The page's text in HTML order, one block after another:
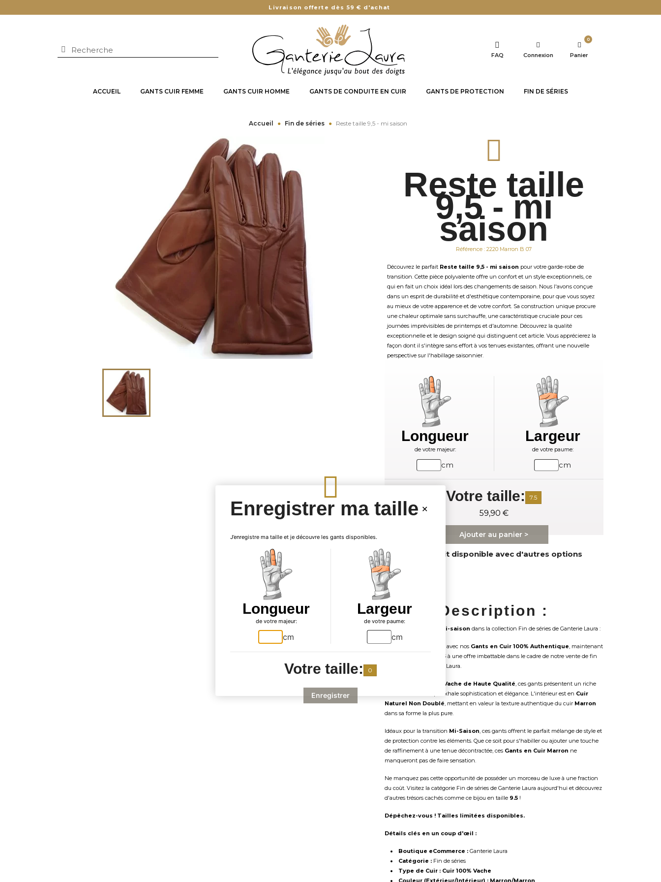
Livraison offerte dès 59 € d'achat
FAQ Connexion Panier
0
ACCUEIL GANTS CUIR FEMME GANTS CUIR HOMME GANTS DE CONDUITE EN CUIR GANTS DE PROTECTION FIN DE SÉRIES
Accueil Fin de séries Reste taille 9,5 - mi saison
Reste taille
9,5 - mi
saison
Référence : 2220 Marron B 07
Découvrez le parfait Reste taille 9,5 - mi saison pour votre garde-robe de
transition. Cette pièce polyvalente offre un confort et un style exceptionnels, ce
qui en fait un choix idéal lors des changements de saison. Nous l'avons conçue
dans un esprit de durabilité et d'esthétique contemporaine, pour que vous soyez
au mieux de votre apparence et de votre confort. Sa construction unique procure
une chaleur optimale sans surchauffe, une caractéristique cruciale pour ces
journées imprévisibles de printemps et d'automne. Découvrez la qualité
exceptionnelle et le design soigné qui distinguent cet article. Vous apprécierez la
façon dont il s'intègre sans effort à vos tenues existantes, offrant une nouvelle
perspective sur l'habillage saisonnier.
Longueur
de votre majeur:
cm
Largeur
de votre paume:
cm
Votre taille: 7.5
59,90 €
Ajouter au panier >
Produit disponible avec d'autres options
Description :
Indispensable de mi-saison dans la collection Fin de séries de Ganterie Laura :
Élevez votre garde-robe avec nos Gants en Cuir 100% Authentique, maintenant
9.5à une offre imbattable dans le cadre de notre vente de fin
de séries chez Ganterie Laura.
Cuir de Vache de Haute Qualité, ces gants présentent un riche
qui exhale sophistication et élégance. L'intérieur est en Cuir
Naturel Non Doublé, mettant en valeur la texture authentique du cuir Marron
dans sa forme la plus pure.
Idéaux pour la transition Mi-Saison, ces gants offrent le parfait mélange de style et
de protection contre les éléments. Que ce soit pour s'habiller ou ajouter une touche
de raffinement à une tenue décontractée, ces Gants en Cuir Marron ne
manqueront pas de faire sensation.
Ne manquez pas cette opportunité de posséder un morceau de luxe à une fraction
du coût. Visitez la catégorie Fin de séries de Ganterie Laura aujourd'hui et découvrez
d'autres trésors cachés comme ce bijou en taille 9.5!
Dépêchez-vous ! Tailles limitées disponibles.
Détails clés en un coup d'œil :
Boutique eCommerce :Ganterie Laura
Catégorie :Fin de séries
Type de Cuir : Cuir 100% Vache
Couleur (Extérieur/Intérieur) : Marron/Marron
Enregistrer ma taille
J’enregistre ma taille et je découvre les gants disponibles.
Longueur
de votre majeur:
cm
Largeur
de votre paume:
cm
Votre taille: 0
Enregistrer